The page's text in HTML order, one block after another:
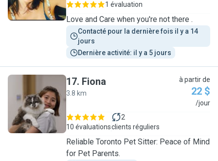
1 évaluation
Love and Care when you're not there .
Contacté pour la dernière fois il y a 14
jours
Dernière activité: il y a 5 jours
F
17. Fiona
3.8 km
à partir de
22 $
/jour
10 évaluations
2
clients réguliers
Reliable Toronto Pet Sitter: Peace of Mind
for Pet Parents.